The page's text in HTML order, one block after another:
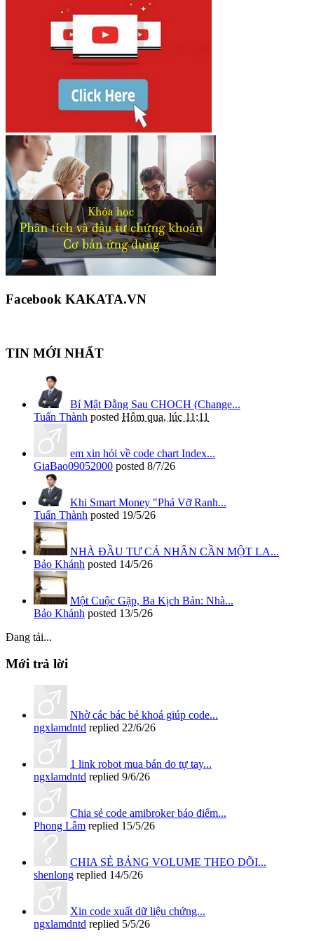
Facebook KAKATA.VN
TIN MỚI NHẤT
Bí Mật Đằng Sau CHOCH (Change...
Tuấn Thành posted Hôm qua, lúc 11:11
em xin hỏi về code chart Index...
GiaBao09052000 posted 8/7/26
Khi Smart Money "Phá Vỡ Ranh...
Tuấn Thành posted 19/5/26
NHÀ ĐẦU TƯ CÁ NHÂN CẦN MỘT LA...
Bảo Khánh posted 14/5/26
Một Cuộc Gặp, Ba Kịch Bản: Nhà...
Bảo Khánh posted 13/5/26
Đang tải...
Mới trả lời
Nhờ các bác bẻ khoá giúp code...
ngxlamdntd replied 22/6/26
1 link robot mua bán do tự tay...
ngxlamdntd replied 9/6/26
Chia sẻ code amibroker báo điểm...
Phong Lâm replied 15/5/26
CHIA SẺ BẢNG VOLUME THEO DÕI...
shenlong replied 14/5/26
Xin code xuất dữ liệu chứng...
ngxlamdntd replied 5/5/26